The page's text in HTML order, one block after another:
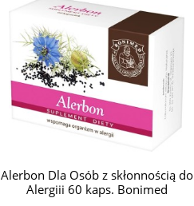
Alerbon Dla Osób z skłonnością do
Alergiii 60 kaps. Bonimed